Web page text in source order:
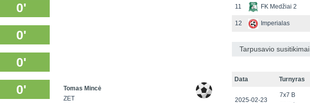
0'
0'
0'
0'
Tomas Mincė
ZET
11 FK Medžiai 2
12 Imperialas
Tarpusavio susitikimai
Data Turnyras
2025-02-23
7x7 B